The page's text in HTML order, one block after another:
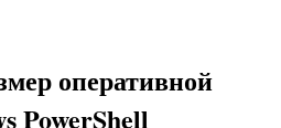
оперативной
PowerShell